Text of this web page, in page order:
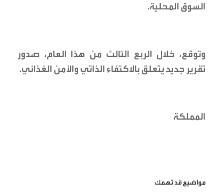
السوق المحلية.
وتوقع، خلال الربع الثالث من هذا العام، صدور
تقرير جديد يتعلق بالاكتفاء الذاتي والأمن الغذائي.
المملكة
مواضيع قد تهمك